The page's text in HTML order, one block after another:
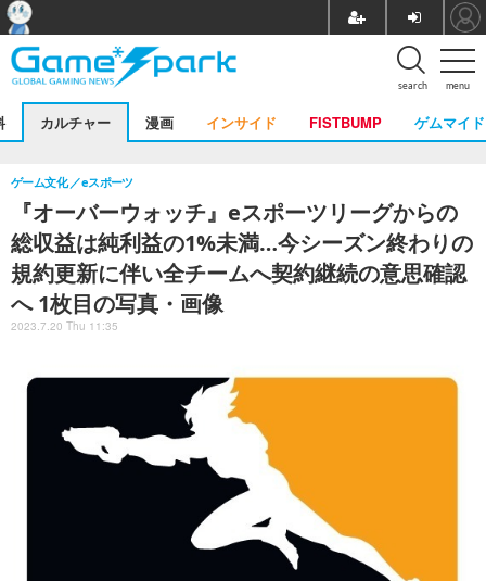
menu
search
カルチャー 漫画 インサイド FISTBUMP ゲムマイド
『オーバーウォッチ』eスポーツリーグからの
総収益は純利益の1%未満…今シーズン終わりの
規約更新に伴い全チームへ契約継続の意思確認
へ 1枚目の写真・画像
ゲーム文化 eスポーツ
2023.7.20 Thu 11:35